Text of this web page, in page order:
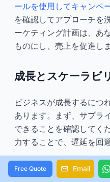
ールを使用してキャンペ
を確認してアプローチを
ーケティング計画は、あ
ものにし、売上を促進しま
成長とスケーラビ
ビジネスが成長するにつ
あります。まず、サプラ
できることを確認してく
力することで、遅延を回
製品ラインの拡大も検討
Free Quote Email